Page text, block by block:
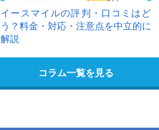
イースマイルの評判・口コミはど
う？料金・対応・注意点を中立的に
解説
コラム一覧を見る